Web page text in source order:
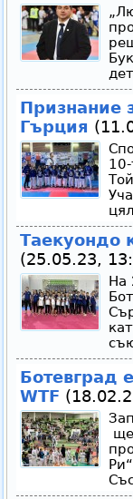
Признание
Гърция
Таекуондо
(25.05.23,
На
Ботевград
WTF